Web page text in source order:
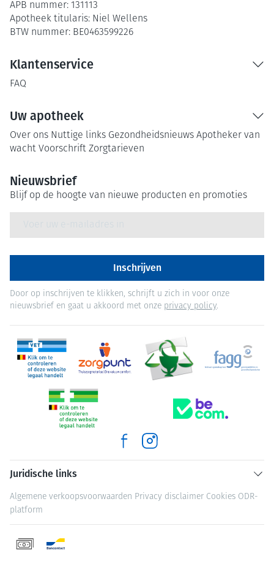
APB nummer: 131113
Apotheek titularis: Niel Wellens
BTW nummer: BE0463599226
Klantenservice
FAQ
Uw apotheek
Over ons Nuttige links Gezondheidsnieuws Apotheker van
wacht Voorschrift Zorgtarieven
Nieuwsbrief
Blijf op de hoogte van nieuwe producten en promoties
Inschrijven
Door op inschrijven te klikken, schrijft u zich in voor onze
nieuwsbrief en gaat u akkoord met onze privacy policy.
Juridische links
Algemene verkoopsvoorwaarden Privacy disclaimer Cookies ODR-
platform